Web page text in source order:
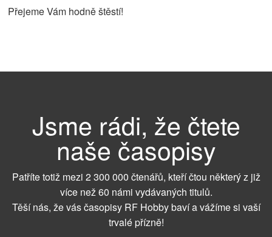
Přejeme Vám hodně štěstí!
Jsme rádi, že čtete
naše časopisy
Patříte totiž mezi 2 300 000 čtenářů, kteří čtou některý z již
více než 60 námi vydávaných titulů.
Těší nás, že vás časopisy RF Hobby baví a vážíme si vaší
trvalé přízně!